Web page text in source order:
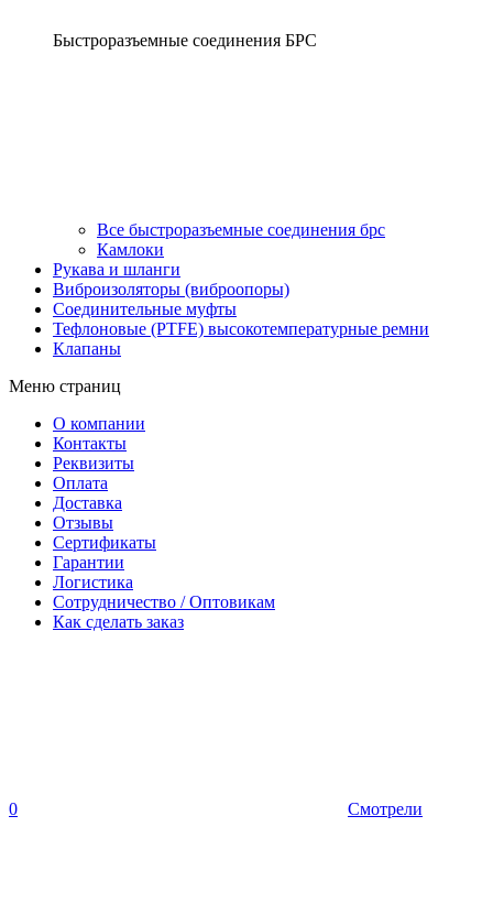
Быстроразъемные соединения БРС
Все быстроразъемные соединения брс
Камлоки
Рукава и шланги
Виброизоляторы (виброопоры)
Соединительные муфты
Тефлоновые (PTFE) высокотемпературные ремни
Клапаны
Меню страниц
О компании
Контакты
Реквизиты
Оплата
Доставка
Отзывы
Сертификаты
Гарантии
Логистика
Сотрудничество / Оптовикам
Как сделать заказ
0 Смотрели